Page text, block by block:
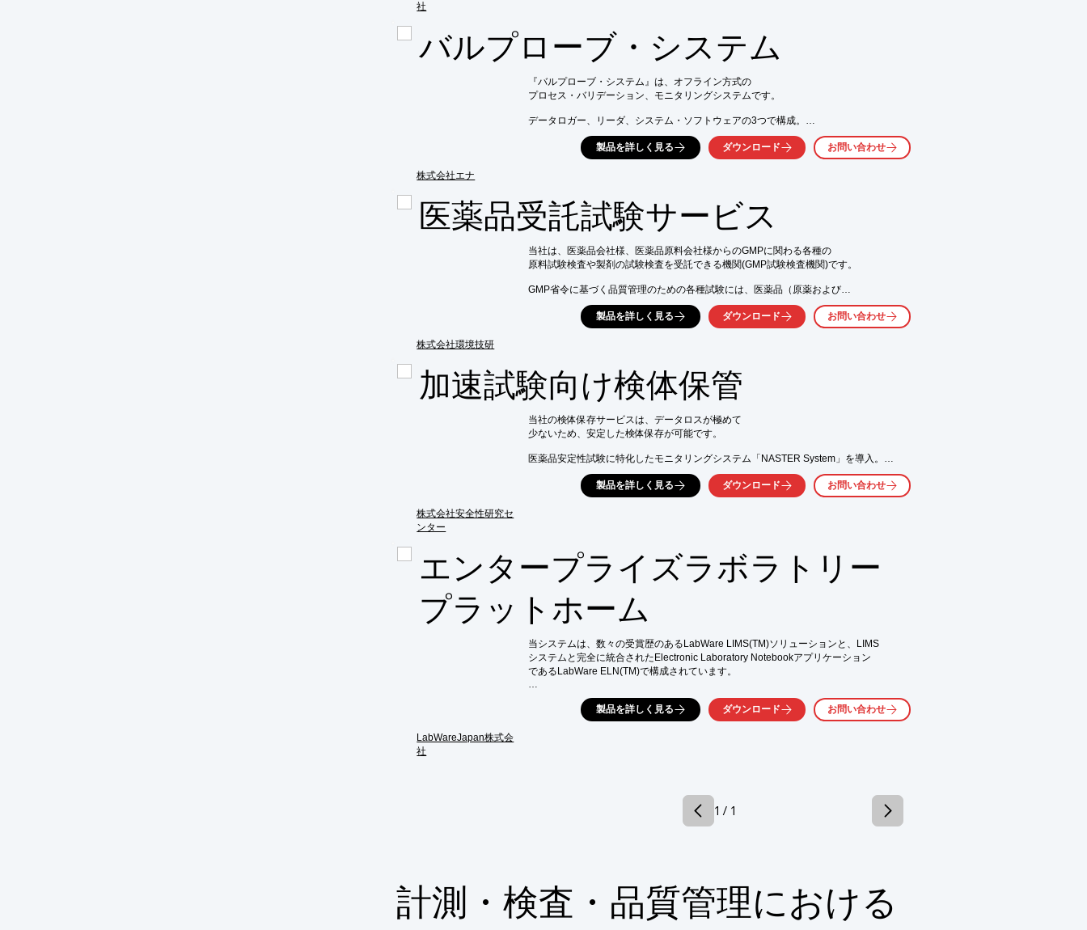
社
■関連システムとの接続に障壁はありません
■お客様のビジネスに合わせ、機能の拡大が容易（600種以上のモジュール）
■ユーザーインターフェースは、ゼロフットプリントで　ブラウザに依存しない
※詳しくはPDF資料をご覧いただくか、お気軽にお問い合わせ下さい。
バルプローブ・システム
株式会社エナ
『バルプローブ・システム』は、オフライン方式の
プロセス・バリデーション、モニタリングシステムです。
データロガー、リーダ、システム・ソフトウェアの3つで構成。
単なるデータ収集にとどまらずデータ解析やPart11準拠の
バリデーション・レポートの作成が可能です。
■オフライン方式
■データロガー、リーダ、システム・ソフトウェアの3つで構成
■データ解析やPart11準拠のバリデーション・レポートの作成が可能
※詳しくはPDF資料をご覧いただくか、お気軽にお問い合わせ下さい。
製品を詳しく見る ダウンロード お問い合わせ
医薬品受託試験サービス
株式会社環境技研
当社は、医薬品会社様、医薬品原料会社様からのGMPに関わる各種の
原料試験検査や製剤の試験検査を受託できる機関(GMP試験検査機関)です。
GMP省令に基づく品質管理のための各種試験には、医薬品（原薬および
製剤）、医薬品原料、医薬部外品、医薬品容器などの品質を保証する
試験、その他に、原薬や製剤などの安定性試験（長期保存試験、
加速試験、苛酷試験）及び分析法バリデーション試験などがあります。
製薬会社から医薬品原料試験、製剤の出荷試験及び安定性試験などを
受託しております。
■日本薬局方16第二追補　D-マンニトール
■日本薬局方16第二追補　ポリソルベート80
■医薬品添加物規格イノシトール
■医薬品添加物規格塩化第二鉄　など
製品を詳しく見る ダウンロード お問い合わせ
加速試験向け検体保管
株式会社安全性研究セ
ンター
当社の検体保存サービスは、データロスが極めて
少ないため、安定した検体保存が可能です。
医薬品安定性試験に特化したモニタリングシステム「NASTER System」を導入。
さらに自家発電装置、バックアップチャンバーを完備しています。
少量検体からお引き受けします。
などのお悩みを、当社が解決いたします。ぜひご検討ください。
【特長】
■CSV(GAMP・PIC/S Annex11準拠)対応・FDA21 CFR Part11対応
■自家発電装置完備
■お客様の試験予定に柔軟・迅速に対応可能
※詳しくはカタログをご覧頂くか、お気軽にお問い合わせ下さい。
製品を詳しく見る ダウンロード お問い合わせ
エンタープライズラボラトリー
プラットホーム
LabWareJapan株式会
社
当システムは、数々の受賞歴のあるLabWare LIMS(TM)ソリューションと、LIMS
システムと完全に統合されたElectronic Laboratory Notebookアプリケーション
であるLabWare ELN(TM)で構成されています。
導入した企業はコンプライアンスの最適化、品質の向上、生産性の向上、コスト
の削減が実現。 製品を詳しく見る ダウンロード お問い合わせ
1 / 1
計測・検査・品質管理における